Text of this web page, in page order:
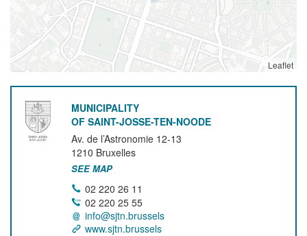
Leaflet
MUNICIPALITY
OF SAINT-JOSSE-TEN-NOODE
Av. de l’Astronomie 12-13
1210 Bruxelles
SEE MAP
02 220 26 11
02 220 25 55
info@sjtn.brussels
www.sjtn.brussels